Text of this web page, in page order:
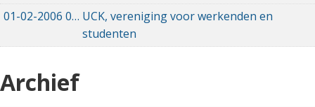
01-02-2006 01-02-2006 00:00
UCK, vereniging voor werkenden en
studenten
Archief